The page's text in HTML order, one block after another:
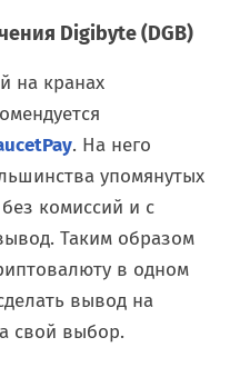
Digibyte (DGB)
на кранах
. На него
упомянутых
комиссий и с
Таким образом
в одном
вывод на
свой выбор.